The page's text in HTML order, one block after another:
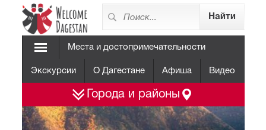
Места и достопримечательности
Экскурсии О Дагестане Афиша Видео
Города и районы